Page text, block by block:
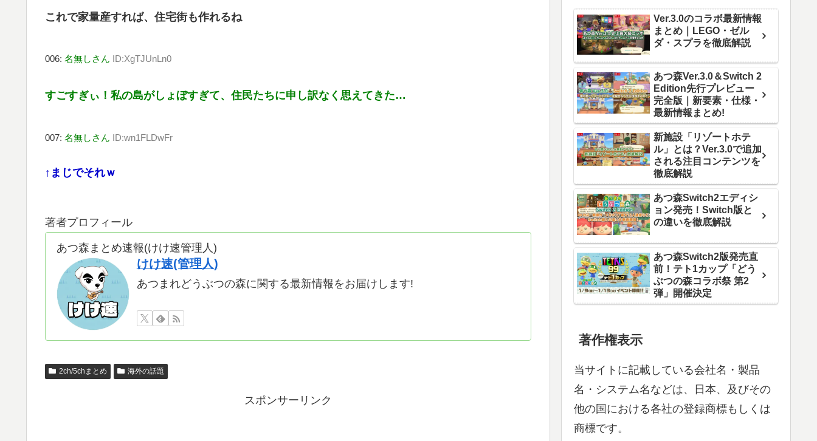
これで家量産すれば、住宅街も作れるね
006: 名無しさん ID:XgTJUnLn0
すごすぎぃ！私の島がしょぼすぎて、住民たちに申し訳なく思えてきた…
007: 名無しさん ID:wn1FLDwFr
↑まじでそれｗ
著者プロフィール
あつ森まとめ速報(けけ速管理人)
けけ速(管理人)
あつまれどうぶつの森に関する最新情報をお届けします!
2ch/5chまとめ 海外の話題
スポンサーリンク
Ver.3.0のコラボ最新情報
まとめ｜LEGO・ゼル
ダ・スプラを徹底解説
あつ森Ver.3.0＆Switch 2
Edition先行プレビュー
完全版｜新要素・仕様・
最新情報まとめ!
新施設「リゾートホテ
ル」とは？Ver.3.0で追加
される注目コンテンツを
徹底解説
あつ森Switch2エディシ
ョン発売！Switch版と
の違いを徹底解説
あつ森Switch2版発売直
前！テト1カップ「どう
ぶつの森コラボ祭 第2
弾」開催決定
著作権表示
当サイトに記載している会社名・製品
名・システム名などは、日本、及びその
他の国における各社の登録商標もしくは
商標です。